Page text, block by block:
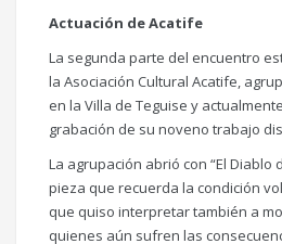
Actuación de Acatife
La segunda parte del encuentro
la Asociación Cultural Acatife,
en la Villa de Teguise y
grabación de su noveno trabajo
La agrupación abrió con “El Diablo
pieza que recuerda la condición
que quiso interpretar también a
quienes aún sufren las